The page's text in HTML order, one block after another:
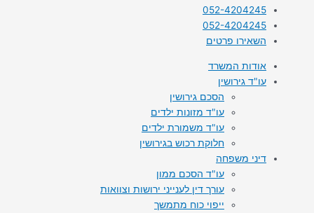
052-4204245
052-4204245
השאירו פרטים
אודות המשרד
עו"ד גירושין
הסכם גירושין
עו"ד מזונות ילדים
עו"ד משמורת ילדים
חלוקת רכוש בגירושין
דיני משפחה
עו"ד הסכם ממון
עורך דין לענייני ירושות וצוואות
ייפוי כוח מתמשך